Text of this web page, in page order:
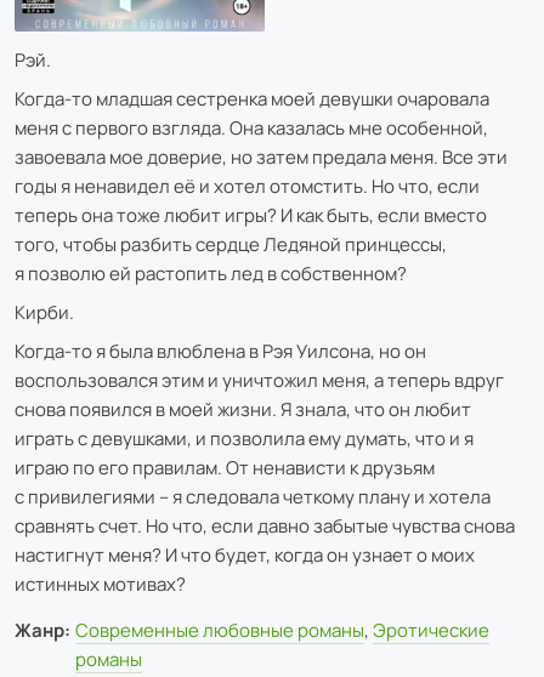
Рэй.
Когда-то младшая сестренка моей девушки очаровала
меня с первого взгляда. Она казалась мне особенной,
завоевала мое доверие, но затем предала меня. Все эти
годы я ненавидел её и хотел отомстить. Но что, если
теперь она тоже любит игры? И как быть, если вместо
того, чтобы разбить сердце Ледяной принцессы,
я позволю ей растопить лед в собственном?
Кирби.
Когда-то я была влюблена в Рэя Уилсона, но он
воспользовался этим и уничтожил меня, а теперь вдруг
снова появился в моей жизни. Я знала, что он любит
играть с девушками, и позволила ему думать, что и я
играю по его правилам. От ненависти к друзьям
с привилегиями – я следовала четкому плану и хотела
сравнять счет. Но что, если давно забытые чувства снова
настигнут меня? И что будет, когда он узнает о моих
истинных мотивах?
Жанр: Современные любовные романы,Эротические
романы